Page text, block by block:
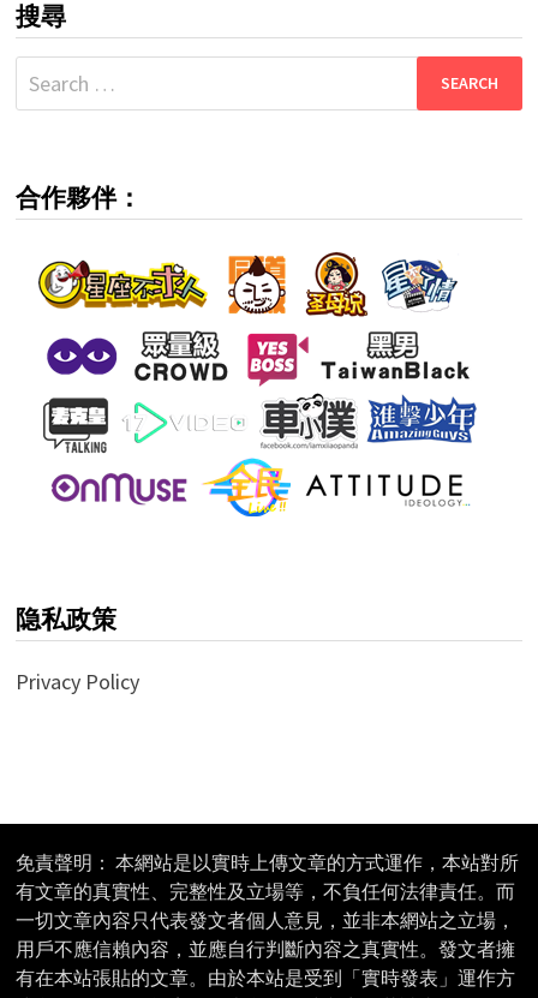
搜尋
Search
for:
合作夥伴：
隐私政策
Privacy Policy
免責聲明： 本網站是以實時上傳文章的方式運作，本站對所
有文章的真實性、完整性及立場等，不負任何法律責任。而
一切文章內容只代表發文者個人意見，並非本網站之立場，
用戶不應信賴內容，並應自行判斷內容之真實性。發文者擁
有在本站張貼的文章。由於本站是受到「實時發表」運作方